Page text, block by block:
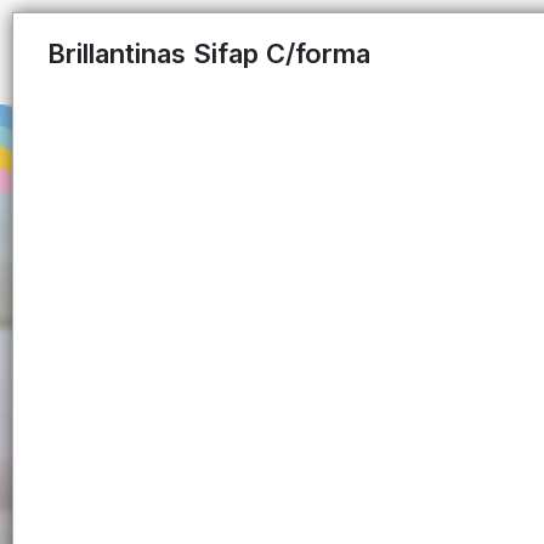
Brillantinas Sifap C/forma